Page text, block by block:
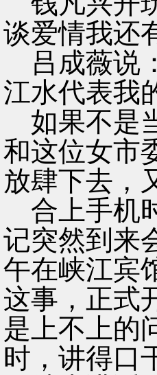
谈爱情我还
吕成薇说
江水代表
如果不是
和这位女市
放肆下去，
合上手机
记突然到来
午在峡江宾
这事，正式
是上不上的
时，讲得口